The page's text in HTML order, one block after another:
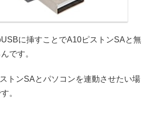
に挿すことでA10ピストンSAと無
です。
トンSAとパソコンを連動させたい場
。